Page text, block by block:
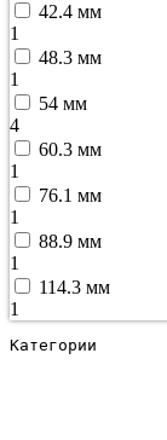
42.4 мм
1
48.3 мм
1
54 мм
4
60.3 мм
1
76.1 мм
1
88.9 мм
1
114.3 мм
1
Категории